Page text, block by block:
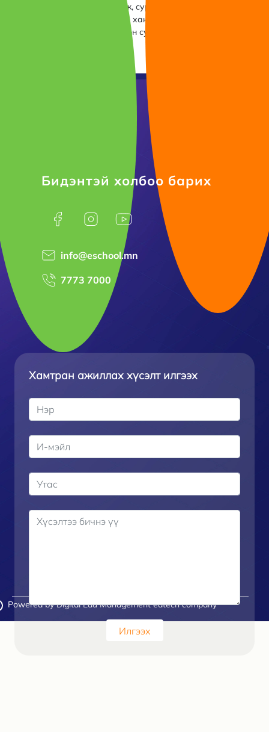
тутмын ажлыг цахимжуулж, суралцах үйлд оролцогч
талууд нэгдсэн мэдээллээр хангагдаж, тэдгээрийн
оролцоог хангахад чиглэсэн сургуулийн нэгдсэн
Бидэнтэй холбоо барих
info@eschool.mn
7773 7000
Хамтран ажиллах хүсэлт илгээх
Илгээх
Powered by Digital Edu Management edtech company